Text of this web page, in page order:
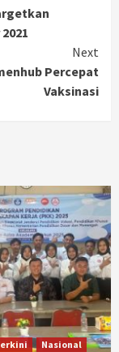
Next
Percepat
Vaksinasi
Nasional